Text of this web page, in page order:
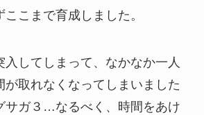
こまで育成しました。
入してしまって、なかなか一人
が取れなくなってしまいました
サガ３…なるべく、時間をあけ